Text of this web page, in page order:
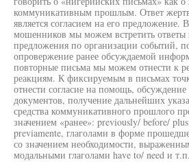
коммуникативным прошлым. Ответ
является согласием на его предложение.
мошенников мы можем встретить
предложения по организации событий,
опровержение ранее обсуждаемой
повторные письма мы можем отнести к
реакциям. К фиксируемым в письмах
отнести согласие на помощь,
документов, получение дальнейших
средства коммуникативного прошлого
значением «ранее»: previously/ before/
previamente, глаголами в форме
со значением необходимости,
модальными глаголами have to/ need и т.п.